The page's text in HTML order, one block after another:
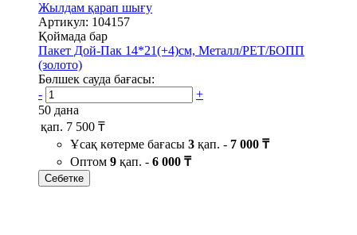
Жылдам қарап шығу
Артикул: 104157
Қоймада бар
Пакет Дой-Пак 14*21(+4)см, Металл/PET/БОПП
(золото)
Бөлшек сауда бағасы:
-
+
50 дана
қап. 7 500 ₸
Ұсақ көтерме бағасы 3 қап. - 7 000 ₸
Оптом 9 қап. - 6 000 ₸
Себетке